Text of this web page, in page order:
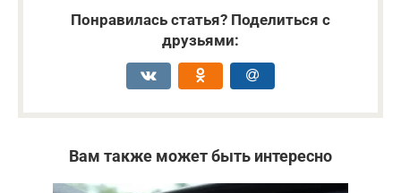
Понравилась статья? Поделиться с
друзьями:
Вам также может быть интересно